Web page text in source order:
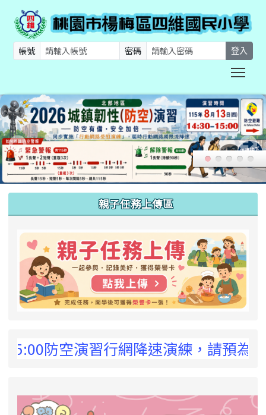
帳號 密碼 登入
親子任務上傳區
演習行網降速演練，請預為因應，詳